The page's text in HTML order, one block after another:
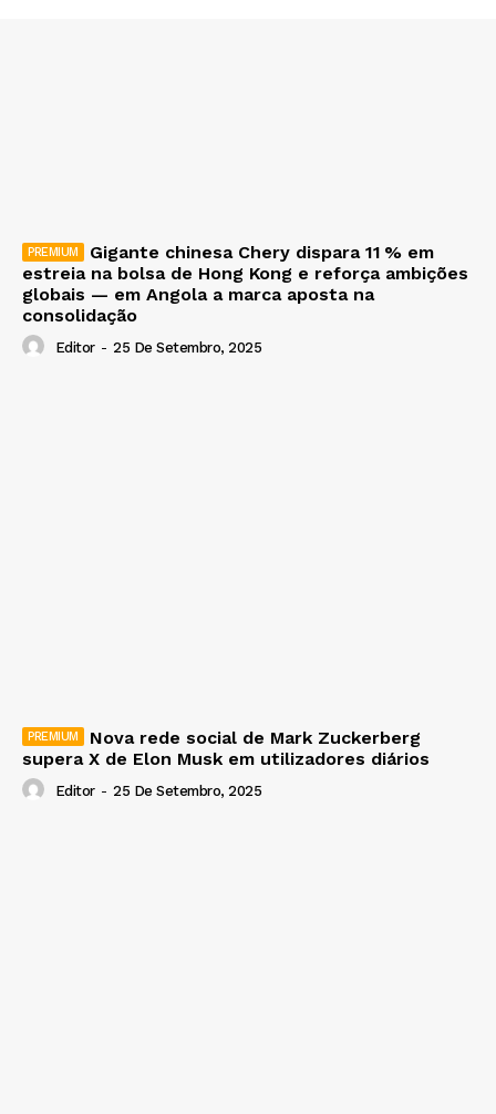
Gigante chinesa Chery dispara 11 % em
estreia na bolsa de Hong Kong e reforça ambições
globais — em Angola a marca aposta na
consolidação
Editor - 25 De Setembro, 2025
Nova rede social de Mark Zuckerberg
supera X de Elon Musk em utilizadores diários
Editor - 25 De Setembro, 2025